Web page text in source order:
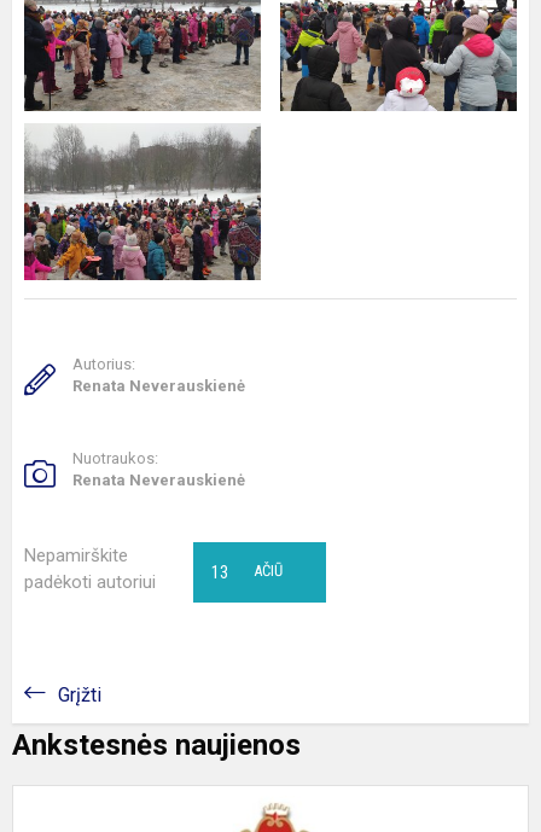
Autorius:
Renata Neverauskienė
Nuotraukos:
Renata Neverauskienė
Nepamirškite
padėkoti autoriui
AČIŪ
13
Grįžti
Ankstesnės naujienos